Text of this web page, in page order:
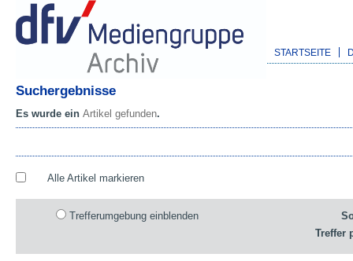
STARTSEITE
Suchergebnisse
Es wurde ein Artikel gefunden.
Alle Artikel markieren
Trefferumgebung einblenden
Treffer